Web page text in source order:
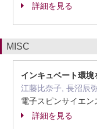
詳細を見る
MISC
インキュベート環
江藤比奈子, 長沼辰
電子スピンサイエ
詳細を見る